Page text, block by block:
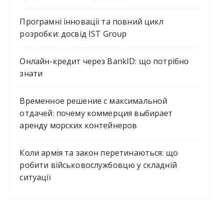
Програмні інновації та повний цикл
розробки: досвід IST Group
Онлайн-кредит через BankID: що потрібно
знати
Временное решение с максимальной
отдачей: почему коммерция выбирает
аренду морских контейнеров
Коли армія та закон перетинаються: що
робити військовослужбовцю у складній
ситуації